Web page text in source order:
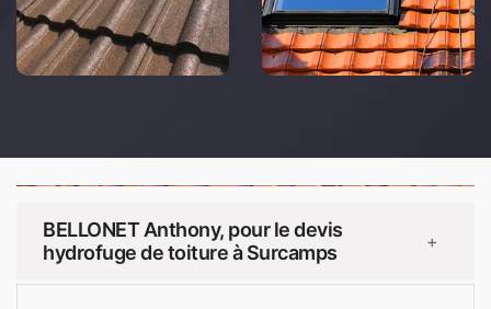
BELLONET Anthony, pour le devis
hydrofuge de toiture à Surcamps
+